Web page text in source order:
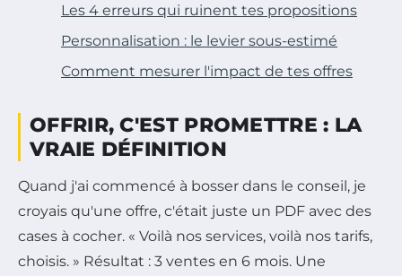
Les 4 erreurs qui ruinent tes propositions
Personnalisation : le levier sous-estimé
Comment mesurer l'impact de tes offres
OFFRIR, C'EST PROMETTRE : LA
VRAIE DÉFINITION
Quand j'ai commencé à bosser dans le conseil, je
croyais qu'une offre, c'était juste un PDF avec des
cases à cocher. « Voilà nos services, voilà nos tarifs,
choisis. » Résultat : 3 ventes en 6 mois. Une